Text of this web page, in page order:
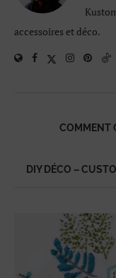
accessoires et déco.
COMMENT
DIY DÉCO –